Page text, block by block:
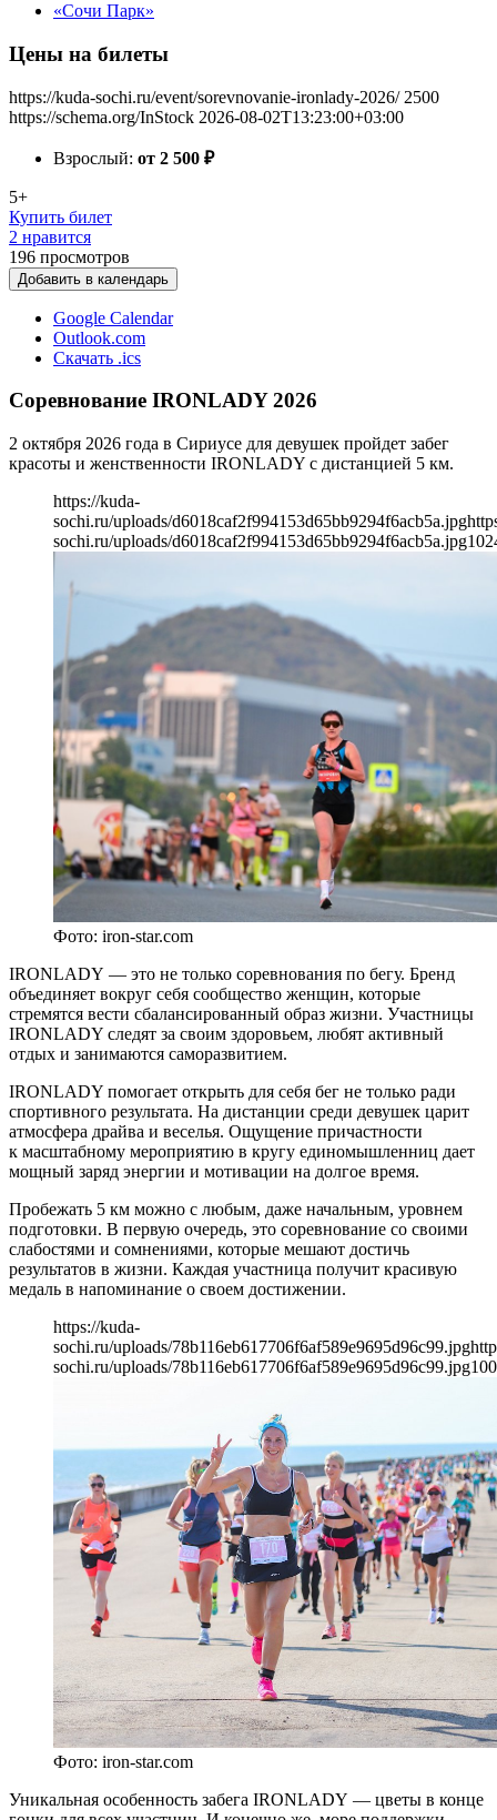
«Сочи Парк»
Цены на билеты
https://kuda-sochi.ru/event/sorevnovanie-ironlady-2026/ 2500
https://schema.org/InStock 2026-08-02T13:23:00+03:00
Взрослый: от 2 500 ₽
5+
Купить билет
2 нравится
196 просмотров
Добавить в календарь
Google Calendar
Outlook.com
Скачать .ics
Соревнование IRONLADY 2026
2 октября 2026 года в Сириусе для девушек пройдет забег
красоты и женственности IRONLADY с дистанцией 5 км.
https://kuda-
sochi.ru/uploads/d6018caf2f994153d65bb9294f6acb5a.jpg
sochi.ru/uploads/d6018caf2f994153d65bb9294f6acb5a.jpg
Фото: iron-star.com
IRONLADY — это не только соревнования по бегу. Бренд
объединяет вокруг себя сообщество женщин, которые
стремятся вести сбалансированный образ жизни. Участницы
IRONLADY следят за своим здоровьем, любят активный
отдых и занимаются саморазвитием.
IRONLADY помогает открыть для себя бег не только ради
спортивного результата. На дистанции среди девушек царит
атмосфера драйва и веселья. Ощущение причастности
к масштабному мероприятию в кругу единомышленниц дает
мощный заряд энергии и мотивации на долгое время.
Пробежать 5 км можно с любым, даже начальным, уровнем
подготовки. В первую очередь, это соревнование со своими
слабостями и сомнениями, которые мешают достичь
результатов в жизни. Каждая участница получит красивую
медаль в напоминание о своем достижении.
https://kuda-
sochi.ru/uploads/78b116eb617706f6af589e9695d96c99.jpg
sochi.ru/uploads/78b116eb617706f6af589e9695d96c99.jpg
Фото: iron-star.com
Уникальная особенность забега IRONLADY — цветы в конце